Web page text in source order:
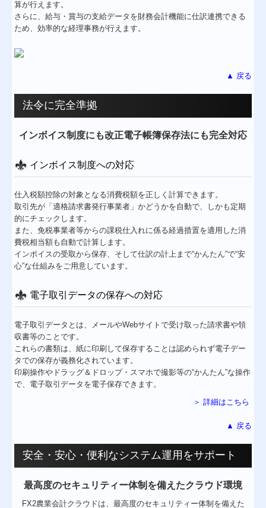
算が行えます。
さらに、給与・賞与の支給データを財務会計機能に仕訳連携できる
ため、効率的な経理事務が行えます。
▲ 戻る
法令に完全準拠
インボイス制度にも改正電子帳簿保存法にも完全対応
インボイス制度への対応
仕入税額控除の対象となる消費税額を正しく計算できます。
取引先が「適格請求書発行事業者」かどうかを自動で、しかも定期
的にチェックします。
また、免税事業者等からの課税仕入れに係る経過措置を適用した消
費税相当額も自動で計算します。
インボイスの受取から保存、そして仕訳の計上まで“かんたん”で“安
心”な仕組みをご用意しています。
電子取引データの保存への対応
電子取引データとは、メールやWebサイトで受け取った請求書や領
収書等のことです。
これらの書類は、紙に印刷して保存することは認められず電子デー
タでの保存が義務化されています。
印刷操作やドラッグ＆ドロップ・スマホで撮影等の“かんたん”な操作
で、電子取引データを電子保存できます。
＞ 詳細はこちら
▲ 戻る
安全・安心・便利なシステム運用をサポート
最高度のセキュリティー体制を備えたクラウド環境
FX2農業会計クラウドは、最高度のセキュリティー体制を備えた